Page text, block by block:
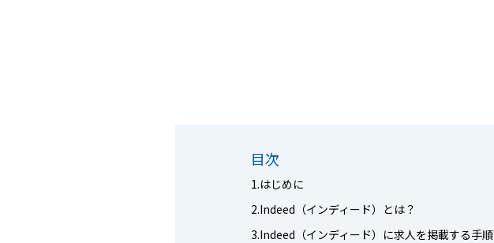
目次
はじめに
Indeed（インディード）とは？
Indeed（インディード）に求人を掲載する手順